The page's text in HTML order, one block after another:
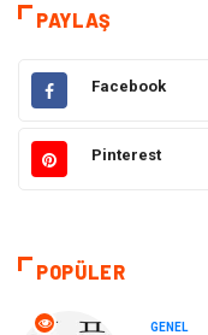
Dünya'dan Haberler
Müzik
Ülkemizden Haberler
Akıllı Telefon
Soru-Cevap
PAYLAŞ
Facebook
Pinterest
POPÜLER
GENEL